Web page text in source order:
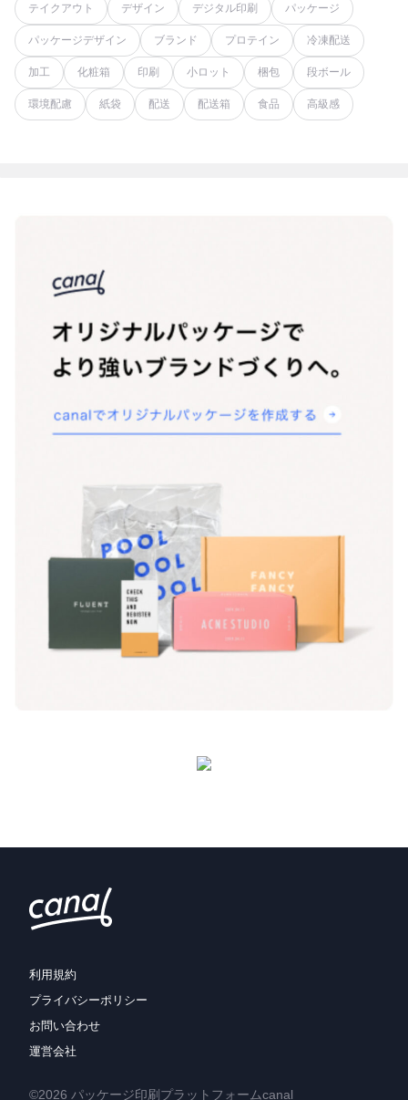
テイクアウト デザイン デジタル印刷 パッケージ
パッケージデザイン ブランド プロテイン 冷凍配送
加工 化粧箱 印刷 小ロット 梱包 段ボール
環境配慮 紙袋 配送 配送箱 食品 高級感
利用規約
プライバシーポリシー
お問い合わせ
運営会社
©2026 パッケージ印刷プラットフォームcanal